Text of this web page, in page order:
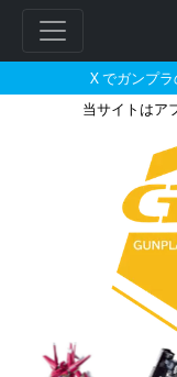
X でガンプ
当サイトはア
HGUC 1/